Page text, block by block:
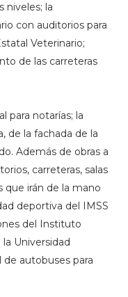
niveles; la
con auditorios para
Veterinario;
de las carreteras
para notarías; la
de la fachada de la
Además de obras a
carreteras, salas
que irán de la mano
deportiva del IMSS
del Instituto
Universidad
autobuses para